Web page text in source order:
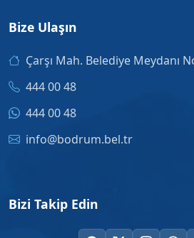
Bize Ulaşın
Çarşı Mah. Belediye Meydanı
444 00 48
444 00 48
info@bodrum.bel.tr
Bizi Takip Edin